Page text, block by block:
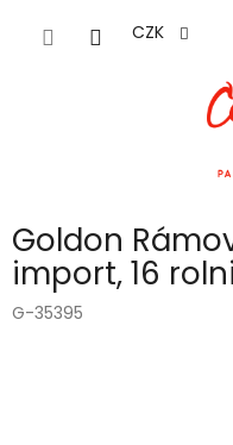
CZK
Goldon
import, 16
G-35395